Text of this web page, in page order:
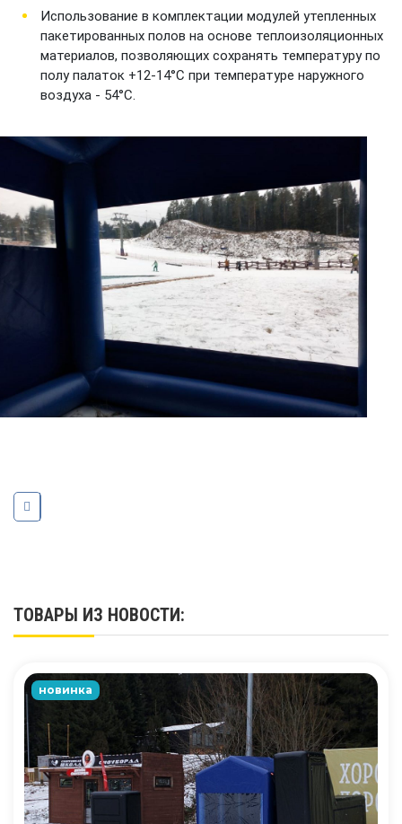
Использование в комплектации модулей утепленных
пакетированных полов на основе теплоизоляционных
материалов, позволяющих сохранять температуру по
полу палаток +12-14°С при температуре наружного
воздуха - 54°С.
ТОВАРЫ ИЗ НОВОСТИ:
новинка